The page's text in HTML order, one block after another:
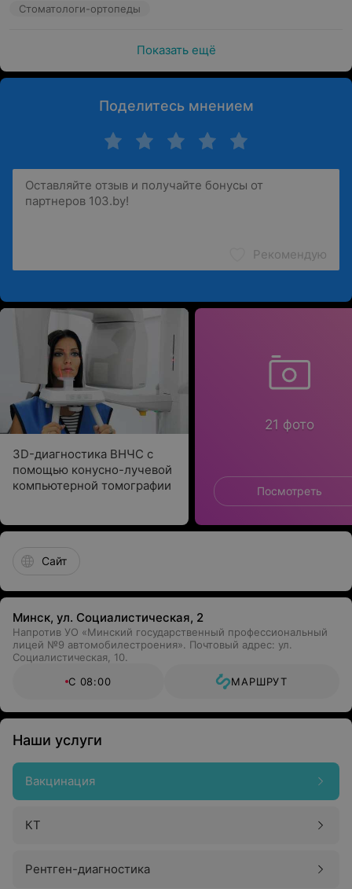
Стоматологи-ортопеды
Показать ещё
Поделитесь мнением
Рекомендую
3D-диагностика ВНЧС с
помощью конусно-лучевой
компьютерной томографии
21 фото
Посмотреть
Сайт
Минск, ул. Социалистическая, 2
Напротив УО «Минский государственный профессиональный
лицей №9 автомобилестроения». Почтовый адрес: ул.
Социалистическая, 10.
С 08:00
МАРШРУТ
Наши услуги
Вакцинация
КТ
Рентген-диагностика